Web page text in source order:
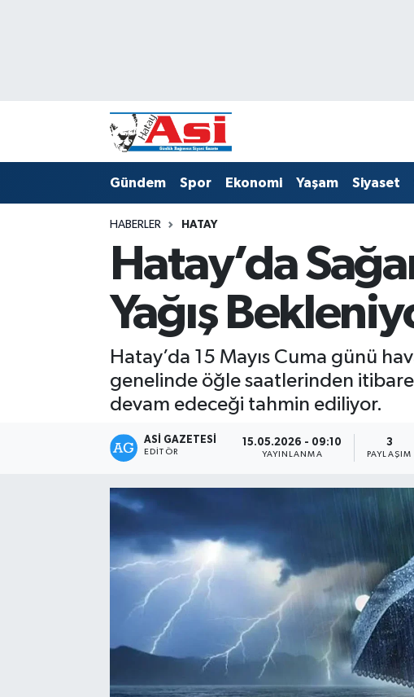
Gündem Spor Ekonomi Yaşam Siyaset
HABERLER HATAY
Hatay’da
Yağış
Hatay’da 15 Mayıs Cuma günü
genelinde öğle saatlerinden
devam edeceği tahmin ediliyor.
ASI GAZETESI
EDITÖR
15.05.2026 - 09:10
YAYINLANMA
3
PAYLAŞIM
Süper Lig Puan Durumu ve Fikstür
Tüm Manşetler
Son Dakika Haberleri
Haber Arşivi